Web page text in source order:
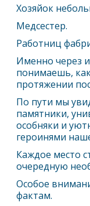
Хозяйок
Медсестер.
Работниц
Именно через
понимаешь,
протяжении
По пути мы
памятники,
особняки и
героинями
Каждое место
очередную
Особое
фактам.